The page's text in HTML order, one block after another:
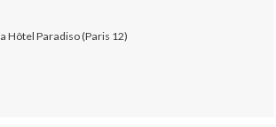
Hôtel Paradiso (Paris 12)